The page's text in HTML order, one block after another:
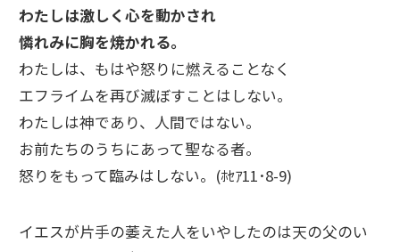
わたしは激しく心を動かされ
憐れみに胸を焼かれる。
わたしは、もはや怒りに燃えることなく
エフライムを再び滅ぼすことはしない。
わたしは神であり、人間ではない。
お前たちのうちにあって聖なる者。
怒りをもって臨みはしない。(ﾎｾｱ11･8-9)
イエスが片手の萎えた人をいやしたのは天の父のい